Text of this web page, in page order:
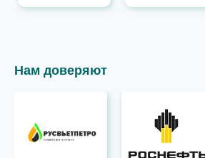
Нам доверяют